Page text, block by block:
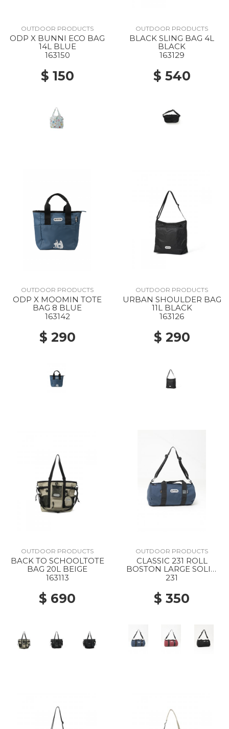
OUTDOOR PRODUCTS
ODP X BUNNI ECO BAG
14L BLUE
163150
$ 150
OUTDOOR PRODUCTS
BLACK SLING BAG 4L
BLACK
163129
$ 540
OUTDOOR PRODUCTS
ODP X MOOMIN TOTE
BAG 8 BLUE
163142
$ 290
OUTDOOR PRODUCTS
URBAN SHOULDER BAG
11L BLACK
163126
$ 290
OUTDOOR PRODUCTS
BACK TO SCHOOLTOTE
BAG 20L BEIGE
163113
$ 690
OUTDOOR PRODUCTS
CLASSIC 231 ROLL
BOSTON LARGE SOLID
NAVY
231
$ 350